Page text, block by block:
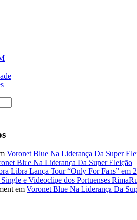
Voronet Blue Na Liderança Da Super
Blue Na Liderança Da Super Eleição
Libra Lança Tour “Only For Fans” em
e Videoclipe dos Portuenses
em Voronet Blue Na Liderança Da